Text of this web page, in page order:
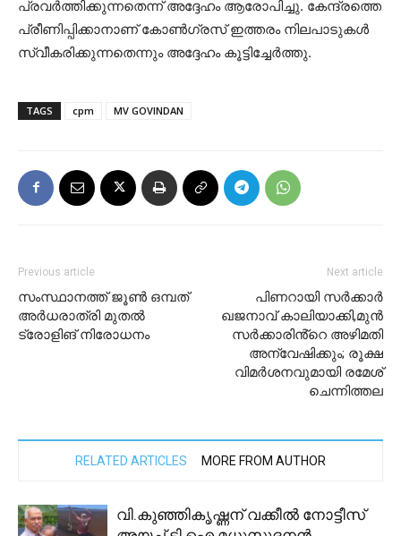
പ്രവർത്തിക്കുന്നതെന്ന് അദ്ദേഹം ആരോപിച്ചു. കേന്ദ്രത്തെ
പ്രീണിപ്പിക്കാനാണ് കോൺഗ്രസ് ഇത്തരം നിലപാടുകൾ
സ്വീകരിക്കുന്നതെന്നും അദ്ദേഹം കൂട്ടിച്ചേർത്തു.
TAGS cpm MV GOVINDAN
Previous article
സംസ്ഥാനത്ത് ജൂണ്‍ ഒമ്പത്
അര്‍ധരാത്രി മുതല്‍
ട്രോളിങ് നിരോധനം
Next article
പിണറായി സർക്കാർ
ഖജനാവ് കാലിയാക്കി,മുൻ
സർക്കാരിൻ്റെ അഴിമതി
അന്വേഷിക്കും; രൂക്ഷ
വിമർശനവുമായി രമേശ്
ചെന്നിത്തല
RELATED ARTICLES MORE FROM AUTHOR
വി.കുഞ്ഞികൃഷ്ണന് വക്കീൽ നോട്ടീസ്